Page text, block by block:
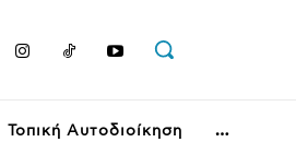
Τοπική Αυτοδιοίκηση